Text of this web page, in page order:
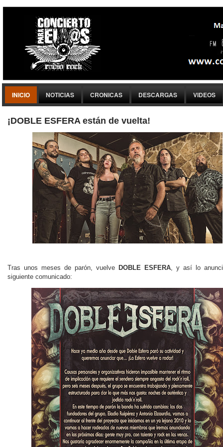
INICIO NOTICIAS CRONICAS DESCARGAS VIDEOS
¡DOBLE ESFERA están de vuelta!
Tras unos meses de parón, vuelve DOBLE ESFERA, y así lo
siguiente comunicado: